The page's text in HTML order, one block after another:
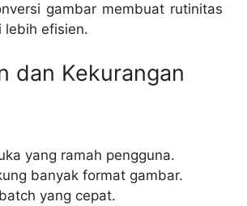
gambar membuat rutinitas
lebih efisien.
dan Kekurangan
yang ramah pengguna.
banyak format gambar.
yang cepat.